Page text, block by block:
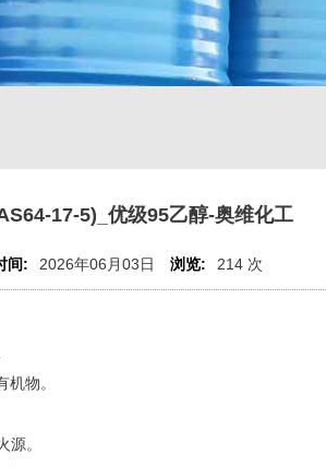
17-5)_优级95乙醇-奥维化工
间: 2026年06月03日 浏览: 214 次
物。
源。